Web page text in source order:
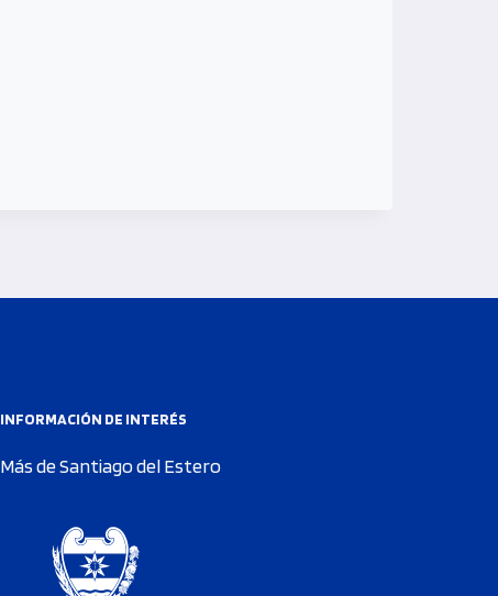
INFORMACIÓN DE INTERÉS
Más de Santiago del Estero